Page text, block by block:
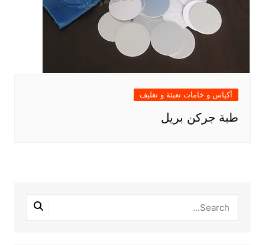
أكياس و خامات تعبئة و تغليف
طبة جركن بريل